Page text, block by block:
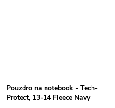
Pouzdro na notebook - Tech-
Protect, 13-14 Fleece Navy